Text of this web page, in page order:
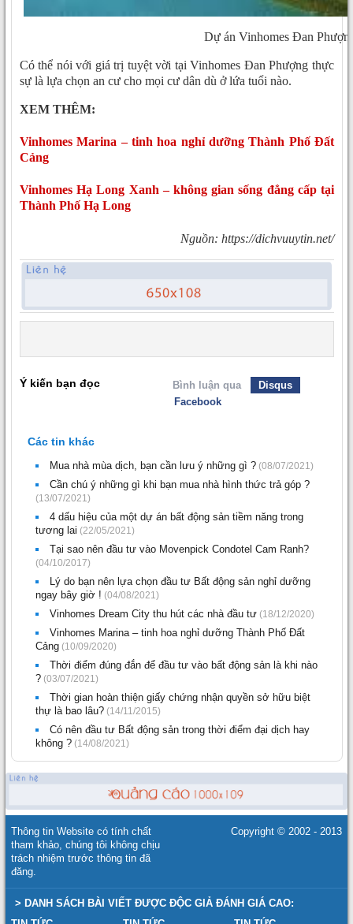
Dự án Vinhomes Đan
Có thể nói với giá trị tuyệt vời tại Vinhomes Đan Phượng thực
sự là lựa chọn an cư cho mọi cư dân dù ở lứa tuổi nào.
XEM THÊM:
Vinhomes Marina – tinh hoa nghỉ dưỡng Thành Phố Đất
Cảng
Vinhomes Hạ Long Xanh – không gian sống đẳng cấp tại
Thành Phố Hạ Long
Nguồn: https://dichvuuytin.net/
Ý kiến bạn đọc Bình luận qua
Disqus
Facebook
Các tin khác
Mua nhà mùa dịch, bạn cần lưu ý những gì ? (08/07/2021)
Cần chú ý những gì khi bạn mua nhà hình thức trả góp ?
(13/07/2021)
4 dấu hiệu của một dự án bất động sản tiềm năng trong
tương lai (22/05/2021)
Tại sao nên đầu tư vào Movenpick Condotel Cam Ranh?
(04/10/2017)
Lý do bạn nên lựa chọn đầu tư Bất động sản nghỉ dưỡng
ngay bây giờ ! (04/08/2021)
Vinhomes Dream City thu hút các nhà đầu tư (18/12/2020)
Vinhomes Marina – tinh hoa nghỉ dưỡng Thành Phố Đất
Cảng (10/09/2020)
Thời điểm đúng đắn để đầu tư vào bất động sản là khi nào
? (03/07/2021)
Thời gian hoàn thiện giấy chứng nhận quyền sở hữu biệt
thự là bao lâu? (14/11/2015)
Có nên đầu tư Bất động sản trong thời điểm đại dịch hay
không ? (14/08/2021)
Thông tin Website có tính chất
tham khảo, chúng tôi không chịu
trách nhiệm trước thông tin đã
đăng.
Copyright © 2002 - 2013
> DANH SÁCH BÀI VIẾT ĐƯỢC ĐỘC GIẢ ĐÁNH GIÁ CAO: